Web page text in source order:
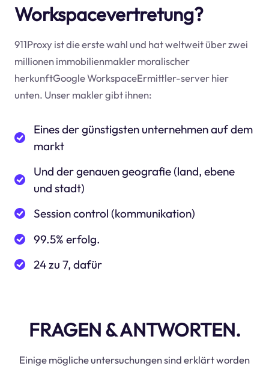
Workspacevertretung?
911Proxy ist die erste wahl und hat weltweit über zwei
millionen immobilienmakler moralischer
herkunftGoogle WorkspaceErmittler-server hier
unten. Unser makler gibt ihnen:
Eines der günstigsten unternehmen auf dem
markt
Und der genauen geografie (land, ebene
und stadt)
Session control (kommunikation)
99.5% erfolg.
24 zu 7, dafür
FRAGEN & ANTWORTEN.
Einige mögliche untersuchungen sind erklärt worden